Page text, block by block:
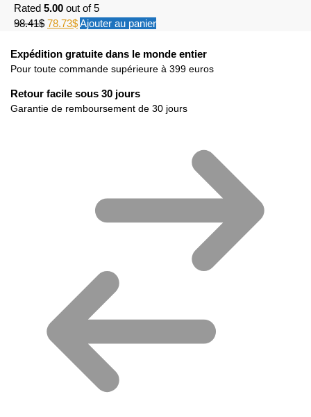
Rated 5.00 out of 5
98.41$ 78.73$Ajouter au panier
Expédition gratuite dans le monde entier
Pour toute commande supérieure à 399 euros
Retour facile sous 30 jours
Garantie de remboursement de 30 jours